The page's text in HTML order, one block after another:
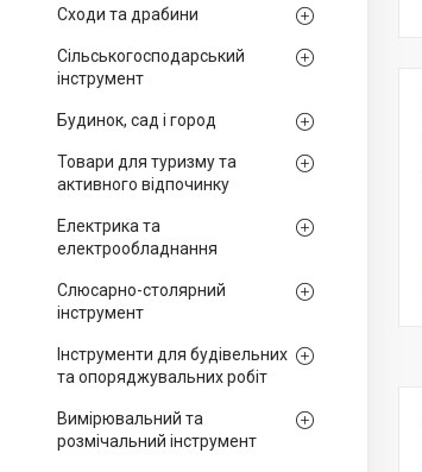
Сходи та драбини
Сільськогосподарський
інструмент
Будинок, сад і город
Товари для туризму та
активного відпочинку
Електрика та
електрообладнання
Слюсарно-столярний
інструмент
Інструменти для будівельних
та опоряджувальних робіт
Вимірювальний та
розмічальний інструмент